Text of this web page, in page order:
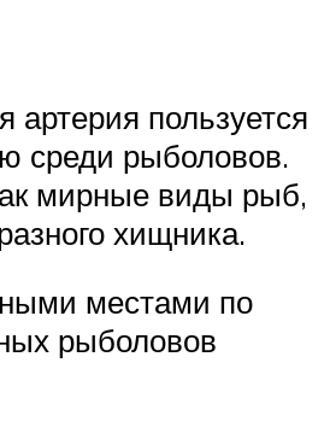
артерия пользуется
среди рыболовов.
мирные виды рыб,
хищника.
местами по
рыболовов